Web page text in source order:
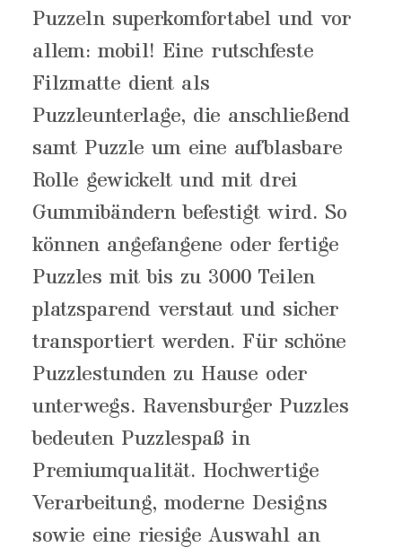
Puzzeln superkomfortabel und vor
allem: mobil! Eine rutschfeste
Filzmatte dient als
Puzzleunterlage, die anschließend
samt Puzzle um eine aufblasbare
Rolle gewickelt und mit drei
Gummibändern befestigt wird. So
können angefangene oder fertige
Puzzles mit bis zu 3000 Teilen
platzsparend verstaut und sicher
transportiert werden. Für schöne
Puzzlestunden zu Hause oder
unterwegs. Ravensburger Puzzles
bedeuten Puzzlespaß in
Premiumqualität. Hochwertige
Verarbeitung, moderne Designs
sowie eine riesige Auswahl an